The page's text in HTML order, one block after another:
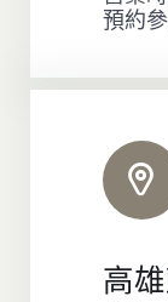
預約
高